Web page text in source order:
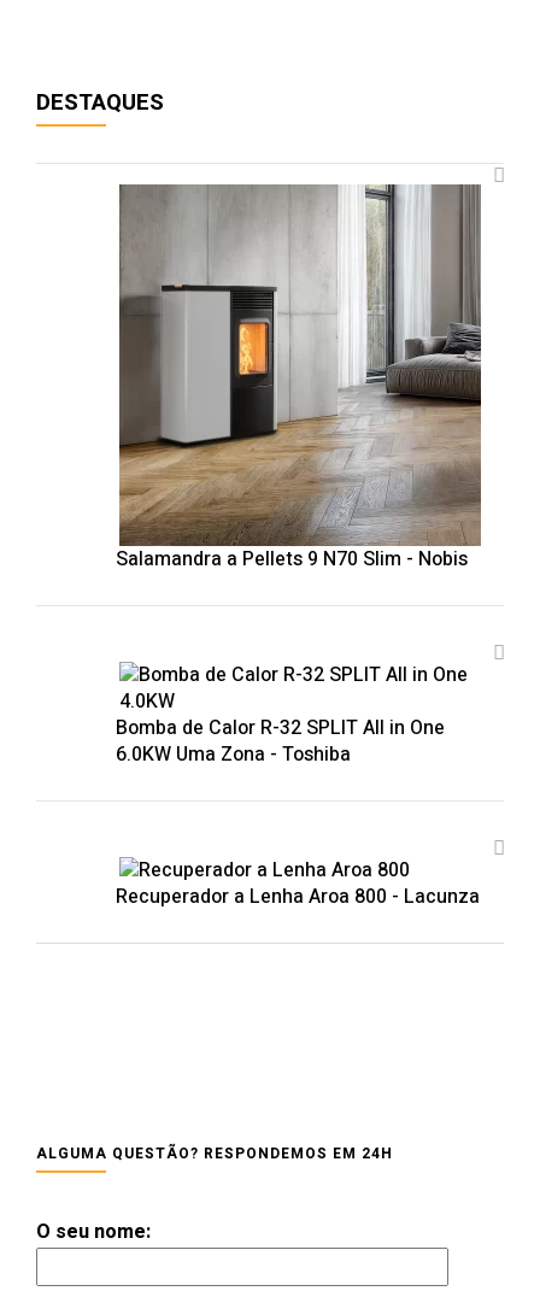
DESTAQUES
Salamandra a Pellets 9 N70 Slim - Nobis
Bomba de Calor R-32 SPLIT All in One
6.0KW Uma Zona - Toshiba
Recuperador a Lenha Aroa 800 - Lacunza
ALGUMA QUESTÃO? RESPONDEMOS EM 24H
O seu nome: